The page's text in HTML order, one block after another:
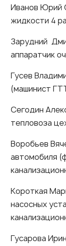
Иванов Юрий
жидкости 4
Зарудний
аппаратчик
Гусев
(машинист
Сегодин
тепловоза
Воробьев
автомобиля
Короткая
насосных
Гусарова